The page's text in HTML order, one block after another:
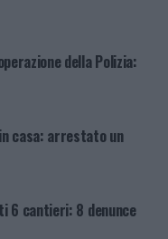
della Polizia:
casa: arrestato un
6 cantieri: 8 denunce